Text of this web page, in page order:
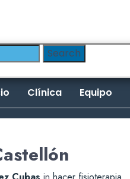
Clínica Equipo